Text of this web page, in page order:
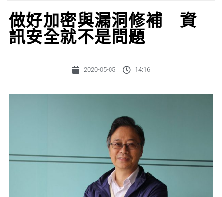
做好加密與漏洞修補 資
訊安全就不是問題
2020-05-05 14:16